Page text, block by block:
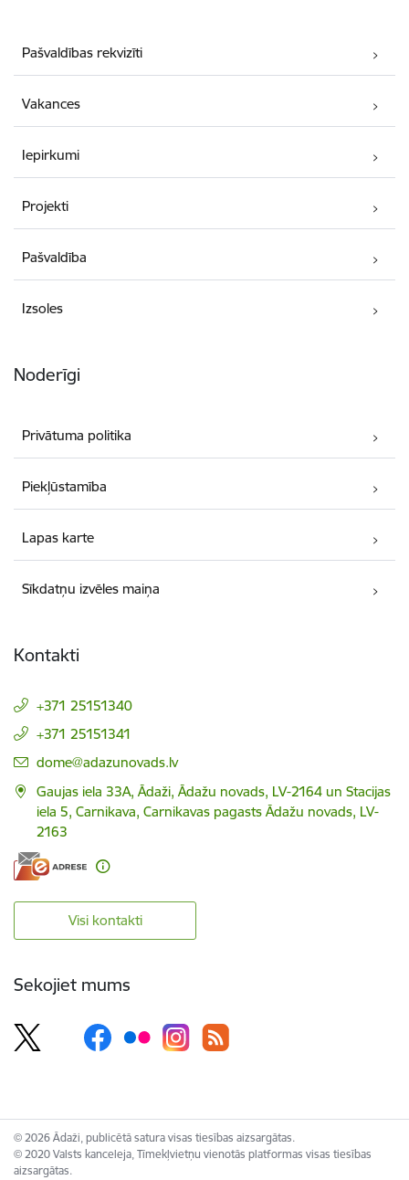
Pašvaldības rekvizīti
Vakances
Iepirkumi
Projekti
Pašvaldība
Izsoles
Noderīgi
Privātuma politika
Piekļūstamība
Lapas karte
Sīkdatņu izvēles maiņa
Kontakti
+371 25151340
+371 25151341
E-pasts:
dome@adazunovads.lv
Gaujas iela 33A, Ādaži, Ādažu novads, LV-2164 un Stacijas
iela 5, Carnikava, Carnikavas pagasts Ādažu novads, LV-
2163
Visi kontakti
Sekojiet mums
© 2026 Ādaži, publicētā satura visas tiesības aizsargātas.
© 2020 Valsts kanceleja, Tīmekļvietņu vienotās platformas visas tiesības
aizsargātas.